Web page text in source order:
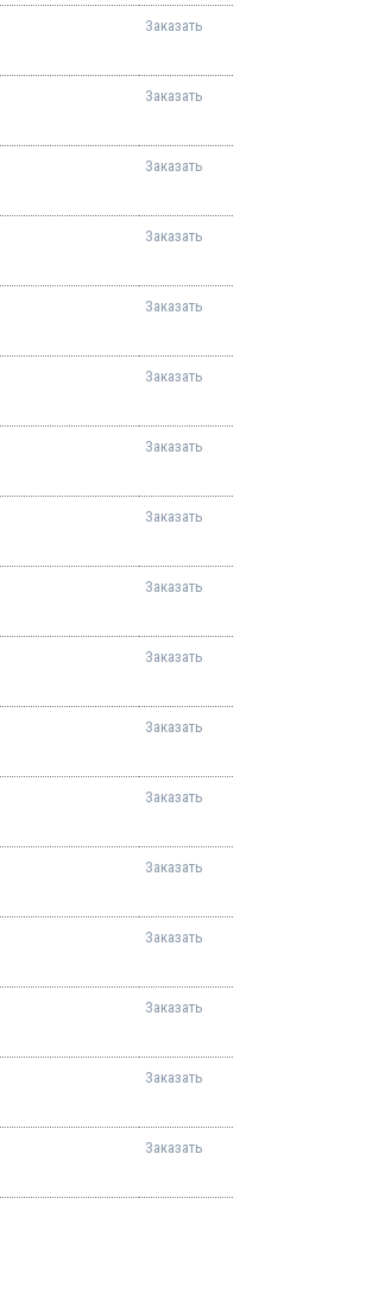
Заказать
Заказать
Заказать
Заказать
Заказать
Заказать
Заказать
Заказать
Заказать
Заказать
Заказать
Заказать
Заказать
Заказать
Заказать
Заказать
Заказать